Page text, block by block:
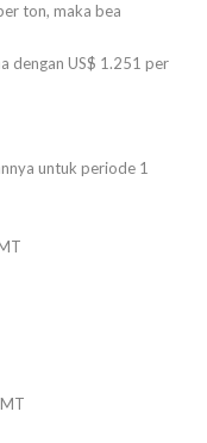
ton, maka bea
dengan US$ 1.251 per
untuk periode 1